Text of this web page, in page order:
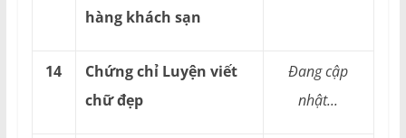
hàng khách sạn
14
Chứng chỉ Luyện viết
chữ đẹp
Đang cập
nhật...